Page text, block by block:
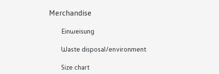
Merchandise
Einweisung
Waste disposal/environment
Size chart